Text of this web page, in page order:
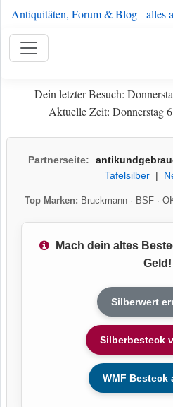
Antiquitäten, Forum & Blog - alles
Dein letzter Besuch:
Aktuelle Zeit: Donnerstag
Partnerseite:
Tafelsilber|
Top Marken: Bruckmann· BSF·
Mach dein altes
Geld!
Silberwert
Silberbesteck
WMF Besteck